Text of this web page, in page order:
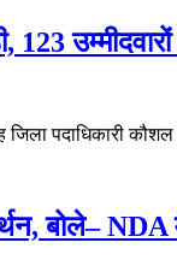
123
जिला पदाधिकारी
बोले–